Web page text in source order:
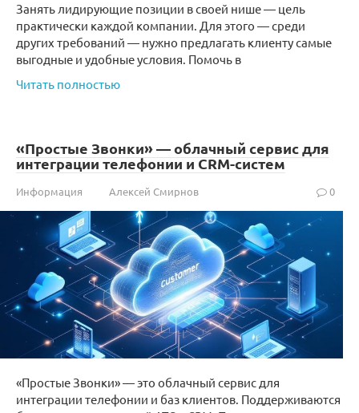
Занять лидирующие позиции в своей нише — цель
практически каждой компании. Для этого — среди
других требований — нужно предлагать клиенту самые
выгодные и удобные условия. Помочь в
Читать полностью
«Простые Звонки» — облачный сервис для
интеграции телефонии и CRM-систем
Информация Алексей Смирнов 0
«Простые Звонки» — это облачный сервис для
интеграции телефонии и баз клиентов. Поддерживаются